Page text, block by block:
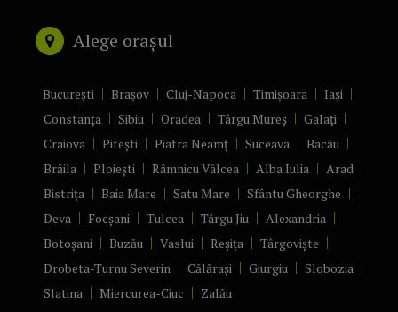
Alege orașul
București Brașov Cluj-Napoca Timișoara
Iași
Constanța
Sibiu Oradea Târgu Mureș
Galați
Craiova
Pitești Piatra Neamț Suceava
Bacău
Brăila
Ploiești Râmnicu Vâlcea Alba Iulia
Arad
Bistrița
Baia Mare Satu Mare
Sfântu Gheorghe
Deva
Focșani Tulcea Târgu Jiu
Alexandria
Botoșani
Buzău Vaslui Reșița
Târgoviște
Drobeta-Turnu Severin
Călărași Giurgiu
Slobozia
Slatina
Miercurea-Ciuc Zalău